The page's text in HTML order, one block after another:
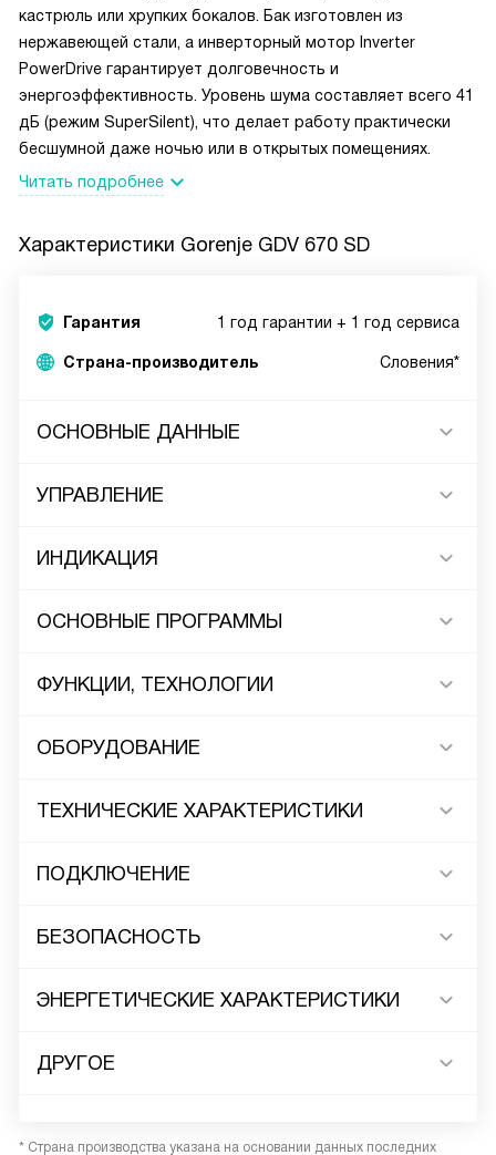
кастрюль или хрупких бокалов. Бак изготовлен из
нержавеющей стали, а инверторный мотор Inverter
PowerDrive гарантирует долговечность и
энергоэффективность. Уровень шума составляет всего 41
дБ (режим SuperSilent), что делает работу практически
бесшумной даже ночью или в открытых помещениях.
Читать подробнее
Характеристики Gorenje GDV 670 SD
Гарантия 1 год гарантии + 1 год сервиса
Страна-производитель Словения*
ОСНОВНЫЕ ДАННЫЕ
УПРАВЛЕНИЕ
ИНДИКАЦИЯ
ОСНОВНЫЕ ПРОГРАММЫ
ФУНКЦИИ, ТЕХНОЛОГИИ
ОБОРУДОВАНИЕ
ТЕХНИЧЕСКИЕ ХАРАКТЕРИСТИКИ
ПОДКЛЮЧЕНИЕ
БЕЗОПАСНОСТЬ
ЭНЕРГЕТИЧЕСКИЕ ХАРАКТЕРИСТИКИ
ДРУГОЕ
* Страна производства указана на основании данных последних